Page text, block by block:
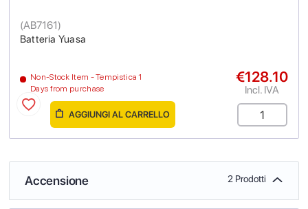
Batteria Yuasa
(AB7161)
Non-Stock Item - Tempistica 1
Days from purchase
€128.10
Incl. IVA
AGGIUNGI AL CARRELLO
Accensione 2 Prodotti